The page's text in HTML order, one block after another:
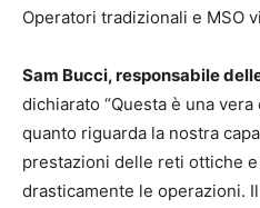
Operatori tradizionali e MSO
Sam Bucci, responsabile
dichiarato “Questa è una
quanto riguarda la nostra
prestazioni delle reti ottiche
drasticamente le operazioni.